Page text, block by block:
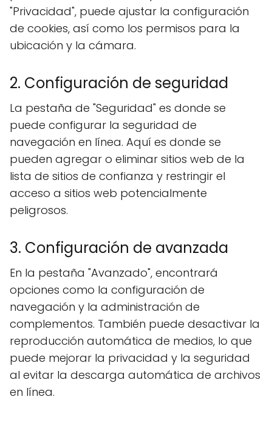
"Privacidad", puede ajustar la configuración
de cookies, así como los permisos para la
ubicación y la cámara.
2. Configuración de seguridad
La pestaña de "Seguridad" es donde se
puede configurar la seguridad de
navegación en línea. Aquí es donde se
pueden agregar o eliminar sitios web de la
lista de sitios de confianza y restringir el
acceso a sitios web potencialmente
peligrosos.
3. Configuración de avanzada
En la pestaña "Avanzado", encontrará
opciones como la configuración de
navegación y la administración de
complementos. También puede desactivar la
reproducción automática de medios, lo que
puede mejorar la privacidad y la seguridad
al evitar la descarga automática de archivos
en línea.